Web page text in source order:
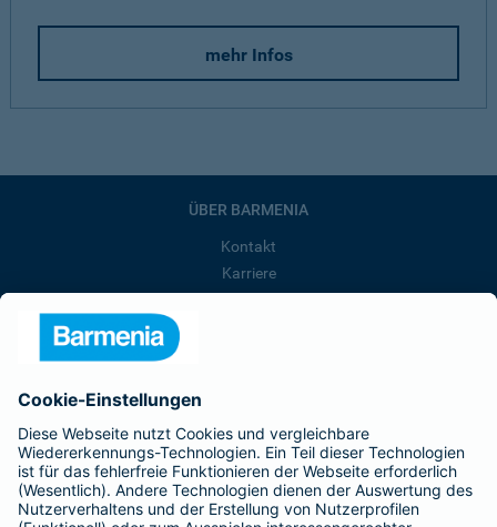
mehr Infos
ÜBER BARMENIA
Kontakt
Karriere
Barmenia ist Teil der BarmeniaGothaer
BELIEBTE SEITEN
Kranken-Zusatzversicherung
Tierversicherungen